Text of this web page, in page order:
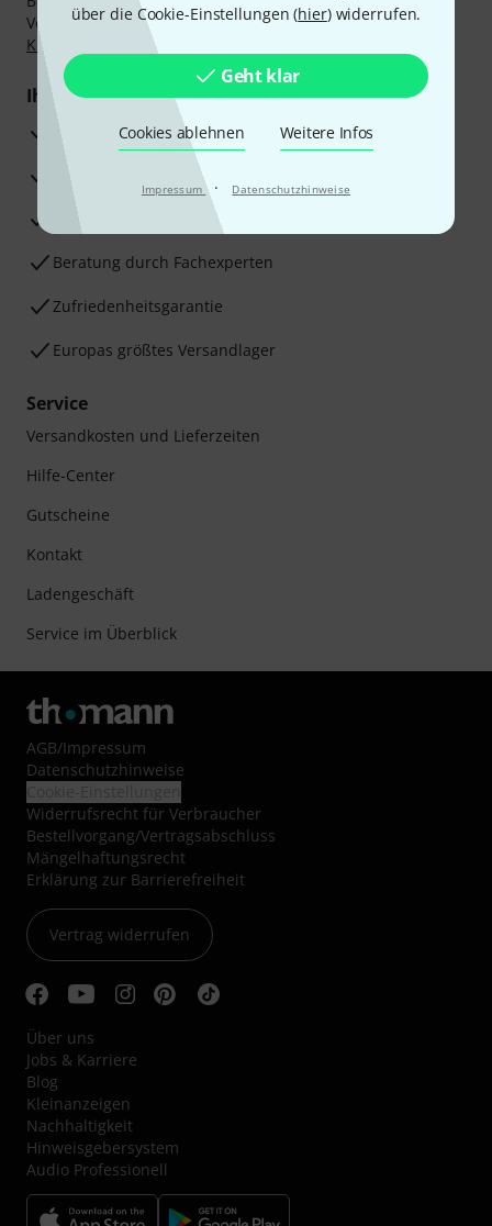
über die Cookie-Einstellungen (hier) widerrufen.
Geht klar
Cookies ablehnen Weitere Infos
Impressum · Datenschutzhinweise
Vorkasse, PayPal, Amazon Pay,Klarna Sofort bezahlen
Klarna Ratenzahlung
Ihre Vorteile
3 Jahre Thomann Garantie
30 Tage Money-Back-Garantie
Beratung durch Fachexperten
Zufriedenheitsgarantie
Europas größtes Versandlager
Service
Versandkosten und Lieferzeiten
Hilfe-Center
Gutscheine
Kontakt
Ladengeschäft
Service im Überblick
AGB/Impressum
Datenschutzhinweise
Widerrufsrecht für Verbraucher
Bestellvorgang/Vertragsabschluss
Mängelhaftungsrecht
Erklärung zur Barrierefreiheit
Vertrag widerrufen
Über uns
Jobs & Karriere
Blog
Kleinanzeigen
Nachhaltigkeit
Hinweisgebersystem
Audio Professionell